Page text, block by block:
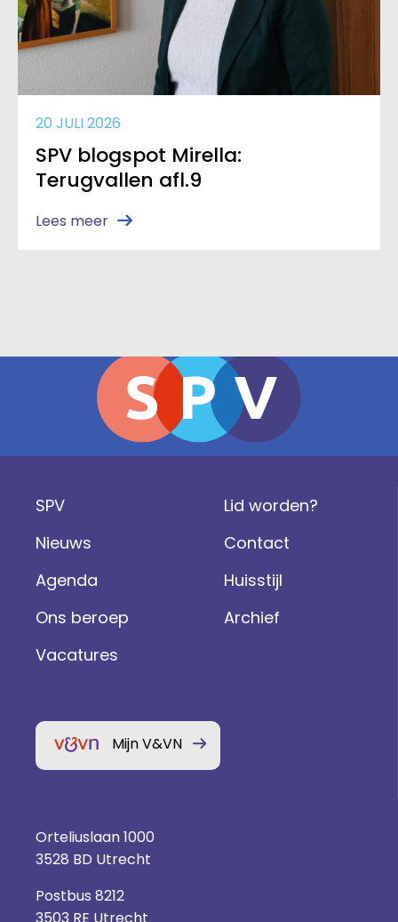
20 JULI 2026
SPV blogspot Mirella:
Terugvallen afl.9
Lees meer
SPV
Nieuws
Agenda
Ons beroep
Vacatures
Lid worden?
Contact
Huisstijl
Archief
Mijn V&VN
Orteliuslaan 1000
3528 BD Utrecht
Postbus 8212
3503 RE Utrecht